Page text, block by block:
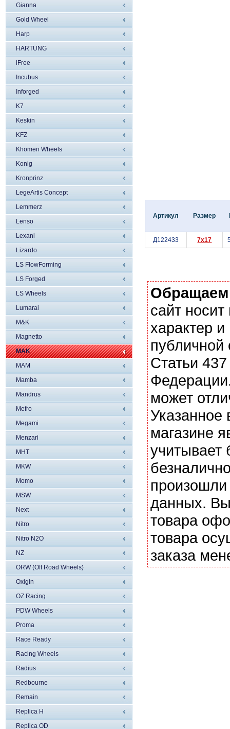
Gianna
Gold Wheel
Harp
HARTUNG
iFree
Incubus
Inforged
K7
Keskin
KFZ
Khomen Wheels
Konig
Kronprinz
LegeArtis Concept
Lemmerz
Lenso
Lexani
Lizardo
LS FlowForming
LS Forged
LS Wheels
Lumarai
M&K
Magnetto
MAK
MAM
Mamba
Mandrus
Mefro
Megami
Menzari
MHT
MKW
Momo
MSW
Next
Nitro
Nitro N2O
NZ
ORW (Off Road Wheels)
Oxigin
OZ Racing
PDW Wheels
Proma
Race Ready
Racing Wheels
Radius
Redbourne
Remain
Replica H
Replica OD
Артикул Размер
Д122433 7x17
сайт
характер
Статьи
может
магазине
учитывает
данных. Вы
товара
товара
заказа